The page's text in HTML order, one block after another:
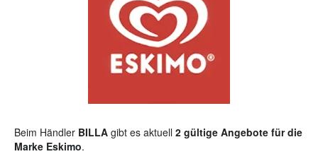
Beim Händler BILLA gibt es aktuell 2 gültige Angebote für die
Marke Eskimo.